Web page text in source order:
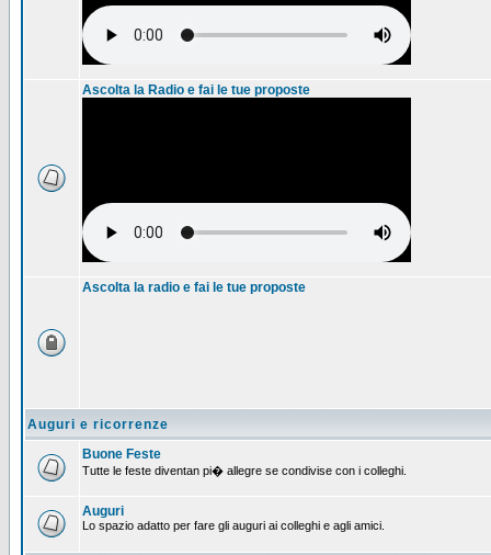
Ascolta la Radio e fai le tue proposte
Ascolta la radio e fai le tue proposte
Auguri e ricorrenze
Buone Feste
Tutte le feste diventan pi� allegre se condivise con i colleghi.
Auguri
Lo spazio adatto per fare gli auguri ai colleghi e agli amici.